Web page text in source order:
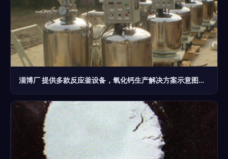
淄博厂 提供多款反应釜设备，氧化钙生产解决方案示意图解析